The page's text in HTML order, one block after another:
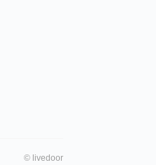
© livedoor